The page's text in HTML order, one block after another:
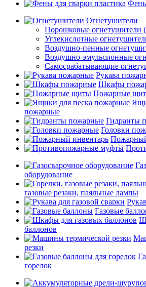
Фены
Огнетушители
Порошковые огнетушители
Углекислотные
Воздушно-пенные
Воздушно-эмульсионные
Самосрабатывающие
Рукава
Шкафы
Пожарные
пожарные
Гидранты
Головки
оборудование
газовые резаки, паяльные лампы
Газовые
баллонов
резки
горелок